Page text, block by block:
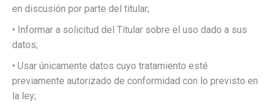
en discusión por parte del titular;
• Informar a solicitud del Titular sobre el uso dado a sus
datos;
• Usar únicamente datos cuyo tratamiento esté
previamente autorizado de conformidad con lo previsto en
la ley;